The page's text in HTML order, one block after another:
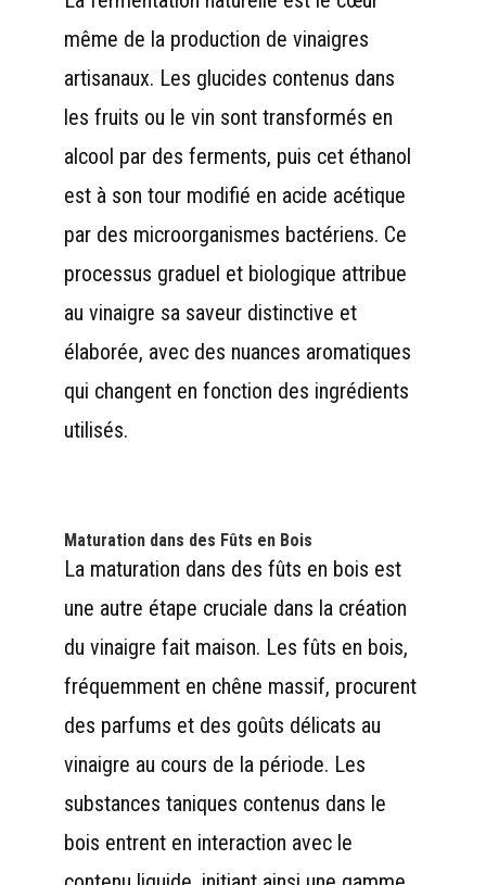
même de la production de vinaigres
artisanaux. Les glucides contenus dans
les fruits ou le vin sont transformés en
alcool par des ferments, puis cet éthanol
est à son tour modifié en acide acétique
par des microorganismes bactériens. Ce
processus graduel et biologique attribue
au vinaigre sa saveur distinctive et
élaborée, avec des nuances aromatiques
qui changent en fonction des ingrédients
utilisés.
Maturation dans des Fûts en Bois
La maturation dans des fûts en bois est
une autre étape cruciale dans la création
du vinaigre fait maison. Les fûts en bois,
fréquemment en chêne massif, procurent
des parfums et des goûts délicats au
vinaigre au cours de la période. Les
substances taniques contenus dans le
bois entrent en interaction avec le